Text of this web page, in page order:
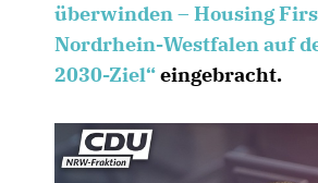
überwinden – Housing
Nordrhein-Westfalen auf
2030-Ziel“eingebracht.